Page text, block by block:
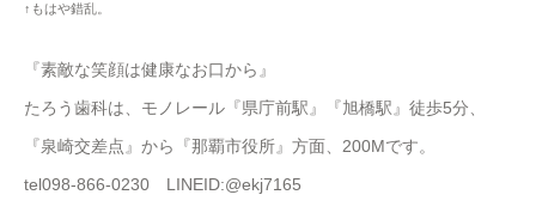
↑もはや錯乱。
『素敵な笑顔は健康なお口から』
たろう歯科は、モノレール『県庁前駅』『旭橋駅』徒歩5分、
『泉崎交差点』から『那覇市役所』方面、200Mです。
tel098-866-0230 LINEID:@ekj7165